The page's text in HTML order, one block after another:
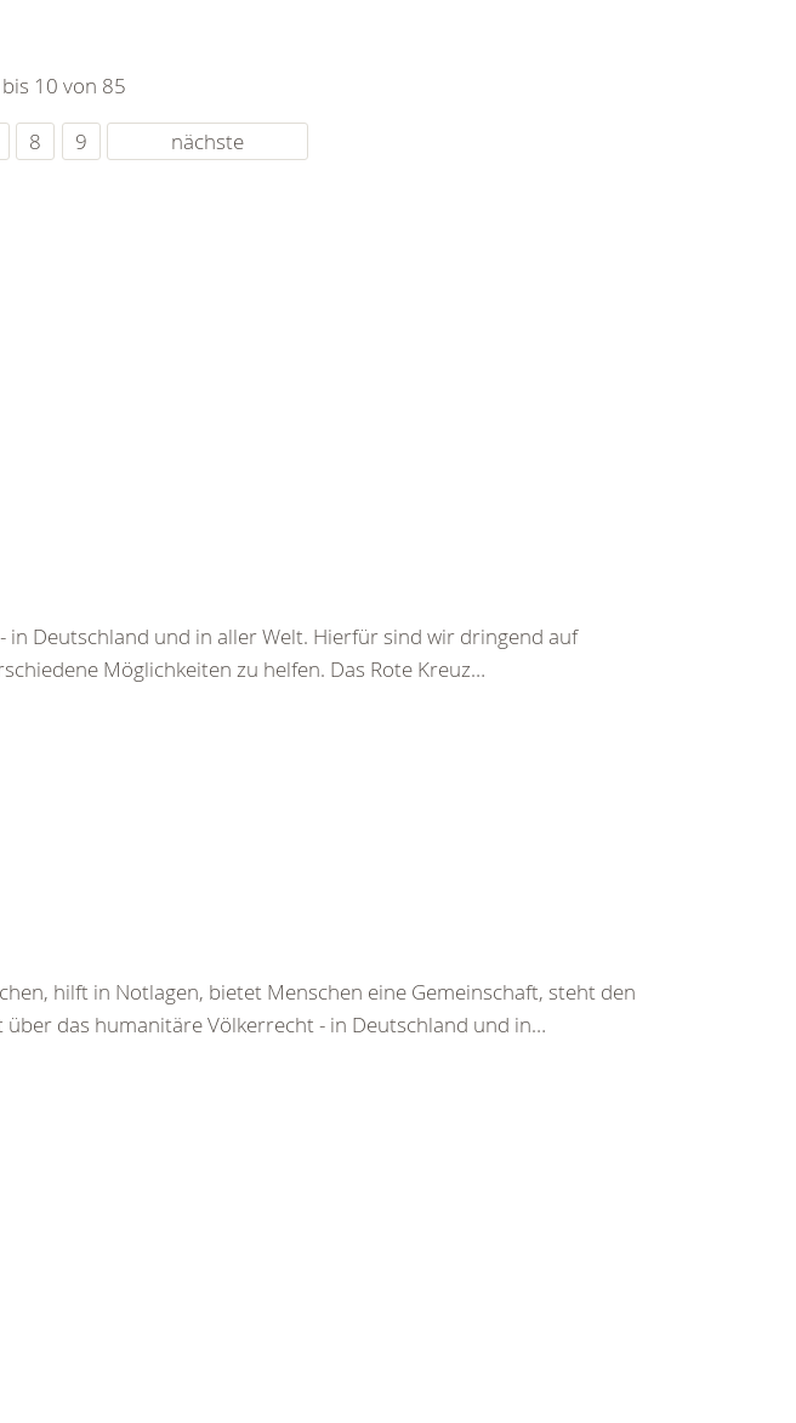
10 von 85
8 9 nächste
in Deutschland und in aller Welt. Hierfür sind wir dringend auf
Möglichkeiten zu helfen. Das Rote Kreuz…
hilft in Notlagen, bietet Menschen eine Gemeinschaft, steht den
das humanitäre Völkerrecht - in Deutschland und in…